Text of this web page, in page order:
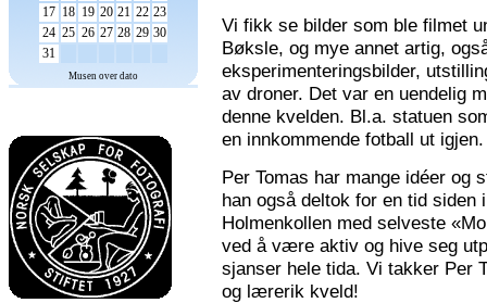
17 18 19 20 21 22 23
24 25 26 27 28 29 30
31
Musen over dato
Vi fikk se bilder som ble filmet
Bøksle, og mye annet artig,
eksperimenteringsbilder,
av droner. Det var en uendelig
denne kvelden. Bl.a. statuen
en innkommende fotball ut igjen.
Per Tomas har mange idéer og
han også deltok for en tid siden
Holmenkollen med selveste
ved å være aktiv og hive seg
sjanser hele tida. Vi takker Per
og lærerik kveld!